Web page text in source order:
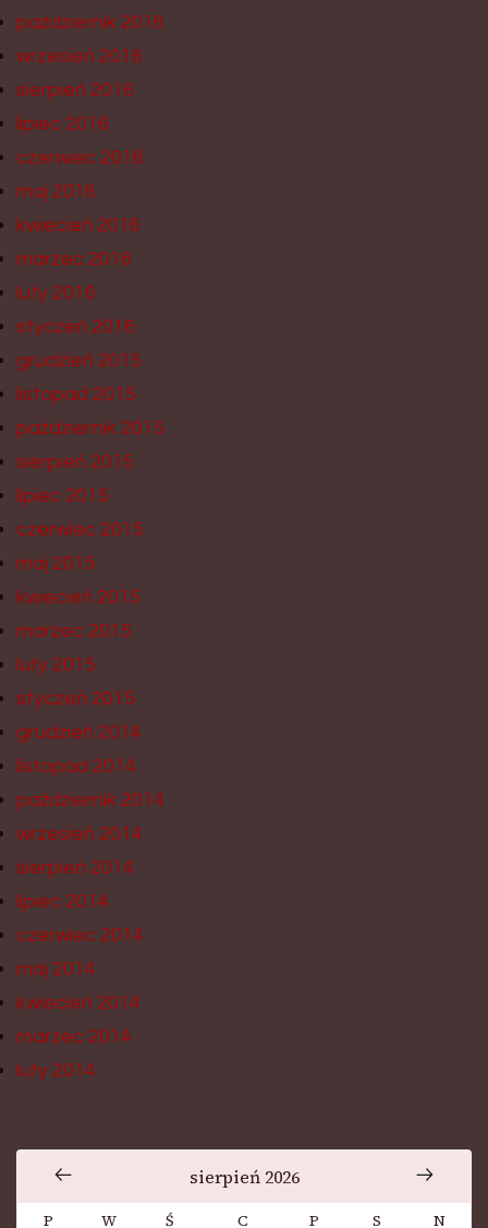
październik 2016
wrzesień 2016
sierpień 2016
lipiec 2016
czerwiec 2016
maj 2016
kwiecień 2016
marzec 2016
luty 2016
styczeń 2016
grudzień 2015
listopad 2015
październik 2015
sierpień 2015
lipiec 2015
czerwiec 2015
maj 2015
kwiecień 2015
marzec 2015
luty 2015
styczeń 2015
grudzień 2014
listopad 2014
październik 2014
wrzesień 2014
sierpień 2014
lipiec 2014
czerwiec 2014
maj 2014
kwiecień 2014
marzec 2014
luty 2014
sierpień 2026
P W Ś C P S N